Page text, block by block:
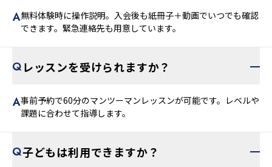
無料体験時に操作説明。入会後も紙冊子＋動画でいつでも確認
できます。緊急連絡先も用意しています。
レッスンを受けられますか？
事前予約で60分のマンツーマンレッスンが可能です。レベルや
課題に合わせて指導します。
子どもは利用できますか？